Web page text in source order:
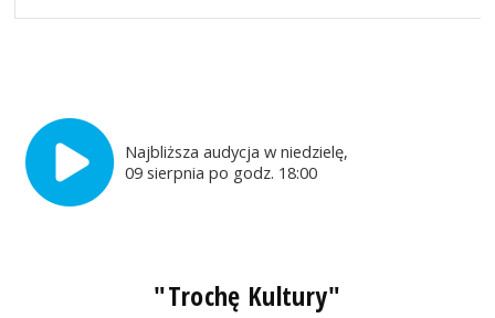
Najbliższa audycja w niedzielę,
09 sierpnia po godz. 18:00
"Trochę Kultury"